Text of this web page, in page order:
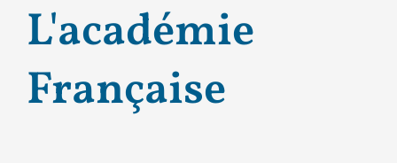
L'académie
Française